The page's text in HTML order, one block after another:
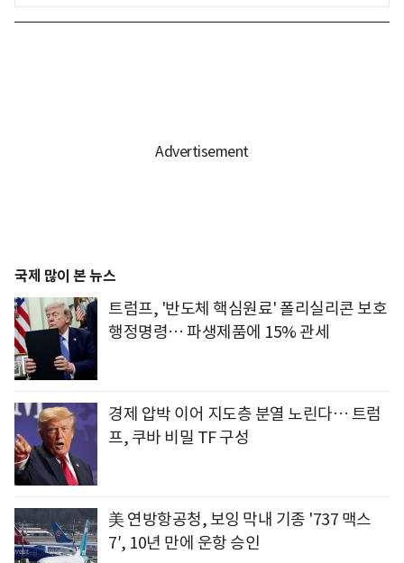
국제 많이 본 뉴스
트럼프, '반도체 핵심원료' 폴리실리콘 보호
행정명령… 파생제품에 15% 관세
경제 압박 이어 지도층 분열 노린다… 트럼
프, 쿠바 비밀 TF 구성
美 연방항공청, 보잉 막내 기종 '737 맥스
7′, 10년 만에 운항 승인